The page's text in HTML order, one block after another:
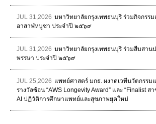
JUL 31,2026 มหาวิทยาลัยกรุงเทพธนบุรี ร่วมกิจกรรม
อาสาฬหบูชา ประจำปี ๒๕๖๙
JUL 31,2026 มหาวิทยาลัยกรุงเทพธนบุรี ร่วมสืบสาน
พรรษา ประจำปี ๒๕๖๙
JUL 25,2026 แพทย์ศาสตร์ มกธ. ผงาดเวทีนวัตกรรม
รางวัลซ้อน “AWS Longevity Award” และ “Finalist ส
AI ปฏิวัติการศึกษาแพทย์และสุขภาพยุคใหม่